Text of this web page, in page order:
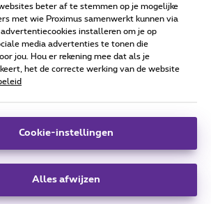
© Proximus
consumenteninfo
en wordt beheerd conform het
27 - B-1030 Brussel.
beter af te stemmen op je mogelijke
met wie Proximus samenwerkt kunnen via
installeren om je op
media advertenties te tonen die
jou. Hou er rekening mee dat als je
het de correcte werking van de website
Cookie-instellingen
Alles afwijzen